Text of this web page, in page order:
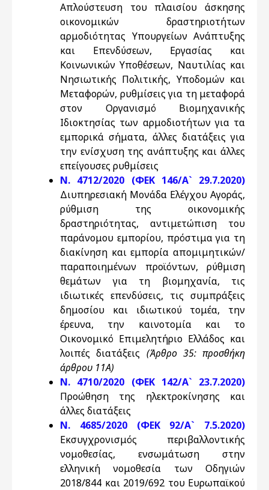
Απλούστευση του πλαισίου άσκησης
οικονομικών δραστηριοτήτων
αρμοδιότητας Υπουργείων Ανάπτυξης
και Επενδύσεων, Εργασίας και
Κοινωνικών Υποθέσεων, Ναυτιλίας και
Νησιωτικής Πολιτικής, Υποδομών και
Μεταφορών, ρυθμίσεις για τη μεταφορά
στον Οργανισμό Βιομηχανικής
Ιδιοκτησίας των αρμοδιοτήτων για τα
εμπορικά σήματα, άλλες διατάξεις για
την ενίσχυση της ανάπτυξης και άλλες
επείγουσες ρυθμίσεις
Ν. 4712/2020 (ΦΕΚ 146/Α` 29.7.2020)
Διυπηρεσιακή Μονάδα Ελέγχου Αγοράς,
ρύθμιση της οικονομικής
δραστηριότητας, αντιμετώπιση του
παράνομου εμπορίου, πρόστιμα για τη
διακίνηση και εμπορία απομιμητικών/
παραποιημένων προϊόντων, ρύθμιση
θεμάτων για τη βιομηχανία, τις
ιδιωτικές επενδύσεις, τις συμπράξεις
δημοσίου και ιδιωτικού τομέα, την
έρευνα, την καινοτομία και το
Οικονομικό Επιμελητήριο Ελλάδος και
λοιπές διατάξεις (Άρθρο 35: προσθήκη
άρθρου 11Α)
Ν. 4710/2020 (ΦΕΚ 142/Α` 23.7.2020)
Προώθηση της ηλεκτροκίνησης και
άλλες διατάξεις
Ν. 4685/2020 (ΦΕΚ 92/Α` 7.5.2020)
Εκσυγχρονισμός περιβαλλοντικής
νομοθεσίας, ενσωμάτωση στην
ελληνική νομοθεσία των Οδηγιών
2018/844 και 2019/692 του Ευρωπαϊκού